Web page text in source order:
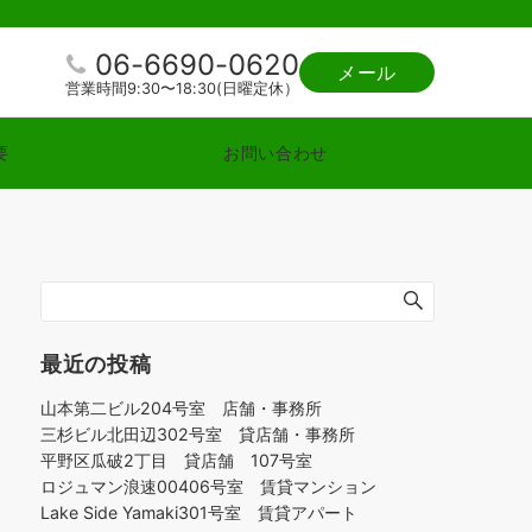
06-6690-0620
営業時間9:30〜18:30(日曜定休）
メール
お問い合わせ
最近の投稿
山本第二ビル204号室 店舗・事務所
三杉ビル北田辺302号室 貸店舗・事務所
平野区瓜破2丁目 貸店舗 107号室
ロジュマン浪速00406号室 賃貸マンション
Lake Side Yamaki301号室 賃貸アパート